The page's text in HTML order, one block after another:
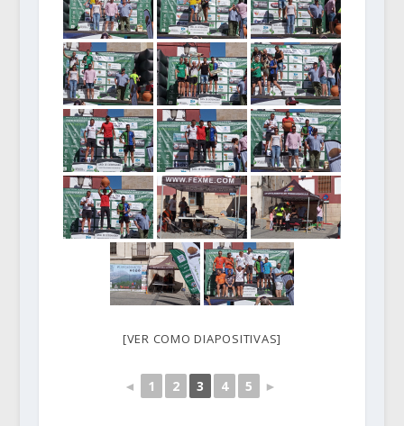
[VER COMO DIAPOSITIVAS]
◄ 1 2 3 4 5 ►